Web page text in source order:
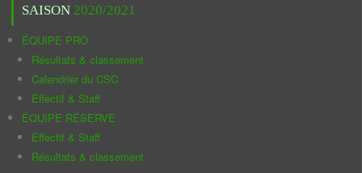
SAISON 2020/2021
ÉQUIPE PRO
Résultats & classement
Calendrier du CSC
Effectif & Staff
ÉQUIPE RÉSERVE
Effectif & Staff
Résultats & classement